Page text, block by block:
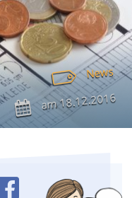
News
am18.12.2016